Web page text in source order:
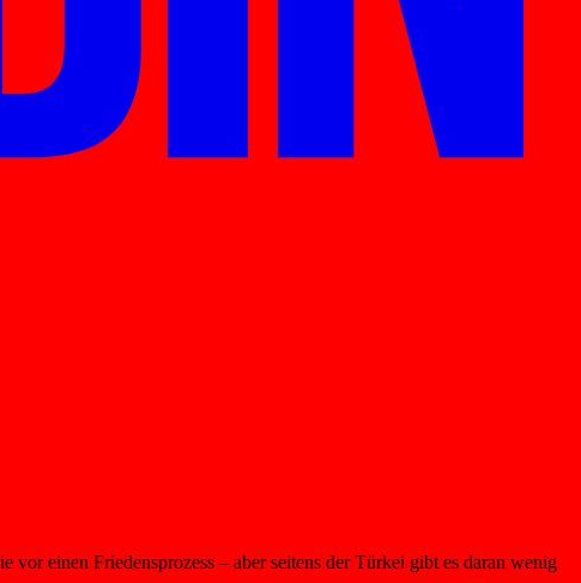
einen Friedensprozess – aber seitens der Türkei gibt es daran wenig